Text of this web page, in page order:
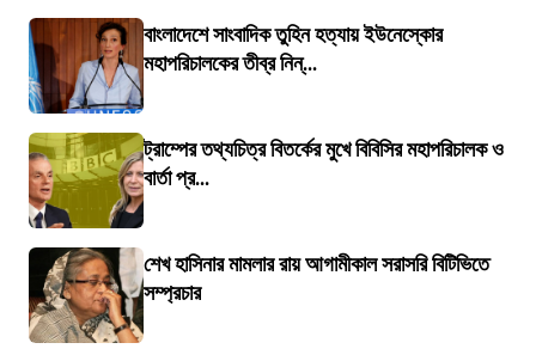
বাংলাদেশে সাংবাদিক তুহিন হত্যায় ইউনেস্কোর
মহাপরিচালকের তীব্র নিন্...
ট্রাম্পের তথ্যচিত্র বিতর্কের মুখে বিবিসির মহাপরিচালক ও
বার্তা প্র...
শেখ হাসিনার মামলার রায় আগামীকাল সরাসরি বিটিভিতে
সম্প্রচার